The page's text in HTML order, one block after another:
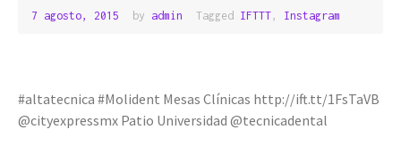
7 agosto, 2015 by admin Tagged IFTTT, Instagram
#altatecnica #Molident Mesas Clínicas http://ift.tt/1FsTaVB
@cityexpressmx Patio Universidad @tecnicadental